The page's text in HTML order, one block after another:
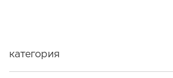
категория